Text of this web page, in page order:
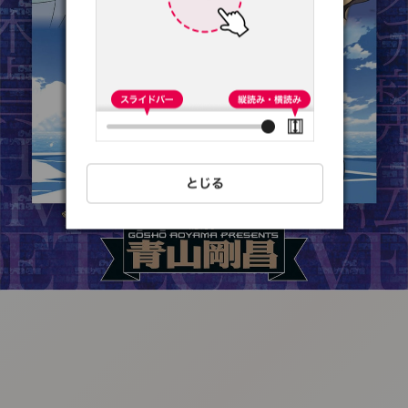
:692.15.692.50:t-
vnqp.lunrzsdszk.vn.oi